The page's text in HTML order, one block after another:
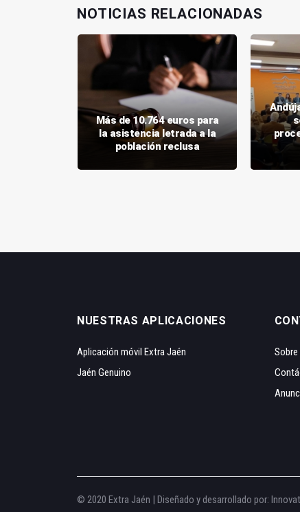
NOTICIAS RELACIONADAS
Más de 10.764 euros para
la asistencia letrada a la
población reclusa
NUESTRAS APLICACIONES
Aplicación móvil Extra Jaén
Jaén Genuino
© 2020 Extra Jaén | Diseñado y desarrollado por: